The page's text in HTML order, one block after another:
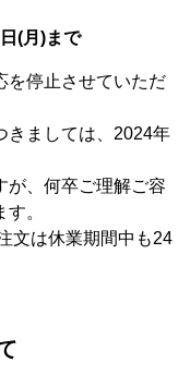
(月)まで
を停止させていただ
きましては、2024年
が、何卒ご理解ご容
。
文は休業期間中も24